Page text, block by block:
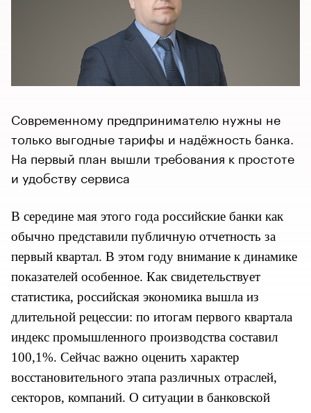
Современному предпринимателю нужны не
только выгодные тарифы и надёжность банка.
На первый план вышли требования к простоте
и удобству сервиса
В середине мая этого года российские банки как
обычно представили публичную отчетность за
первый квартал. В этом году внимание к динамике
показателей особенное. Как свидетельствует
статистика, российская экономика вышла из
длительной рецессии: по итогам первого квартала
индекс промышленного производства составил
100,1%. Сейчас важно оценить характер
восстановительного этапа различных отраслей,
секторов, компаний. О ситуации в банковской